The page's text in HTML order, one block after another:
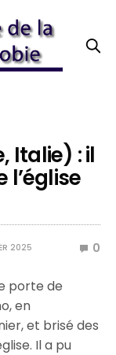
Italie) : il
l’église
2025 0
porte de
en
et brisé des
Il a pu